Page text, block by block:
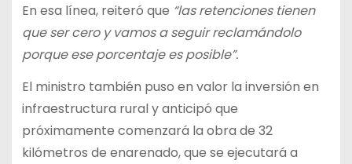
En esa línea, reiteró que “las retenciones tienen
que ser cero y vamos a seguir reclamándolo
porque ese porcentaje es posible”.
El ministro también puso en valor la inversión en
infraestructura rural y anticipó que
próximamente comenzará la obra de 32
kilómetros de enarenado, que se ejecutará a